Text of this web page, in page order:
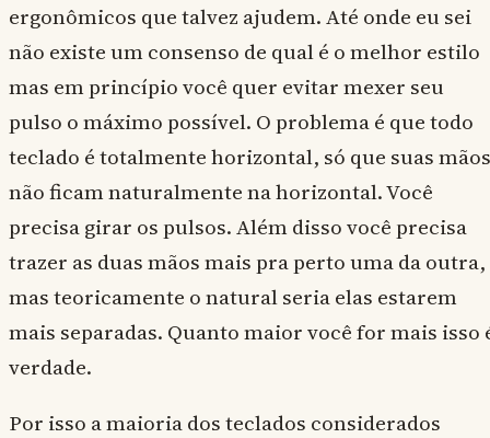
ergonômicos que talvez ajudem. Até onde eu sei
não existe um consenso de qual é o melhor estilo
mas em princípio você quer evitar mexer seu
pulso o máximo possível. O problema é que todo
teclado é totalmente horizontal, só que suas mãos
não ficam naturalmente na horizontal. Você
precisa girar os pulsos. Além disso você precisa
trazer as duas mãos mais pra perto uma da outra,
mas teoricamente o natural seria elas estarem
mais separadas. Quanto maior você for mais isso
verdade.
Por isso a maioria dos teclados considerados